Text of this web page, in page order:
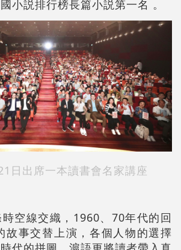
小説排行榜長篇小説第一名 。
日出席一本讀書會名家講座
時空線交織，1960、70年代的回
故事交替上演，各個人物的選擇